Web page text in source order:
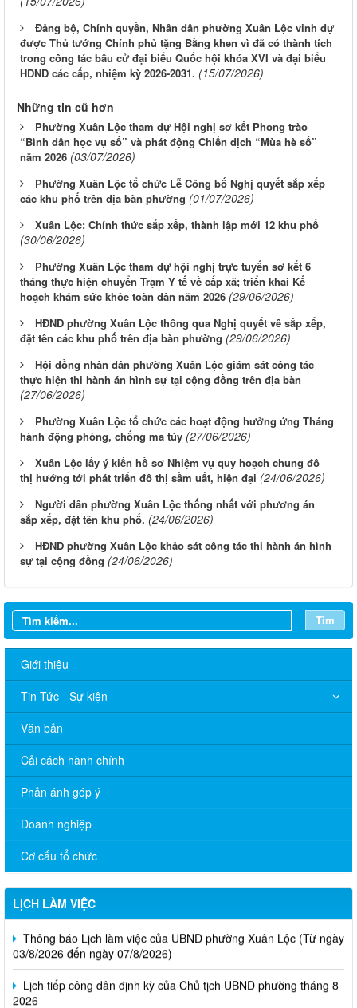
Đảng bộ, Chính quyền, Nhân dân phường Xuân Lộc vinh dự
được Thủ tướng Chính phủ tặng Bằng khen vì đã có thành tích
trong công tác bầu cử đại biểu Quốc hội khóa XVI và đại biểu
HĐND các cấp, nhiệm kỳ 2026-2031. (15/07/2026)
Những tin cũ hơn
Phường Xuân Lộc tham dự Hội nghị sơ kết Phong trào
“Bình dân học vụ số” và phát động Chiến dịch “Mùa hè số”
năm 2026 (03/07/2026)
Phường Xuân Lộc tổ chức Lễ Công bố Nghị quyết sắp xếp
các khu phố trên địa bàn phường (01/07/2026)
Xuân Lộc: Chính thức sắp xếp, thành lập mới 12 khu phố
(30/06/2026)
Phường Xuân Lộc tham dự hội nghị trực tuyến sơ kết 6
tháng thực hiện chuyển Trạm Y tế về cấp xã; triển khai Kế
hoạch khám sức khỏe toàn dân năm 2026 (29/06/2026)
HĐND phường Xuân Lộc thông qua Nghị quyết về sắp xếp,
đặt tên các khu phố trên địa bàn phường (29/06/2026)
Hội đồng nhân dân phường Xuân Lộc giám sát công tác
thực hiện thi hành án hình sự tại cộng đồng trên địa bàn
(27/06/2026)
Phường Xuân Lộc tổ chức các hoạt động hưởng ứng Tháng
hành động phòng, chống ma túy (27/06/2026)
Xuân Lộc lấy ý kiến hồ sơ Nhiệm vụ quy hoạch chung đô
thị hướng tới phát triển đô thị sầm uất, hiện đại (24/06/2026)
Người dân phường Xuân Lộc thống nhất với phương án
sắp xếp, đặt tên khu phố. (24/06/2026)
HĐND phường Xuân Lộc khảo sát công tác thi hành án hình
sự tại cộng đồng (24/06/2026)
Tìm
Giới thiệu
Tin Tức - Sự kiện
Văn bản
Cải cách hành chính
Phản ánh góp ý
Doanh nghiệp
Cơ cấu tổ chức
LỊCH LÀM VIỆC
03/8/2026 đến ngày 07/8/2026)
Lịch tiếp công dân định kỳ của Chủ tịch UBND phường tháng 8
2026